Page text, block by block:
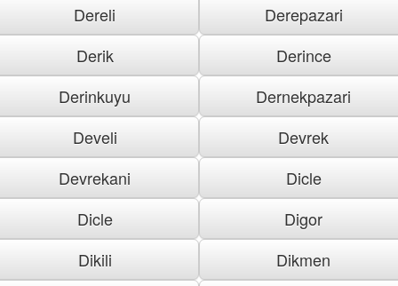
Dereli
Derepazari
Derik
Derince
Derinkuyu
Dernekpazari
Develi
Devrek
Devrekani
Dicle
Dicle
Digor
Dikili
Dikmen